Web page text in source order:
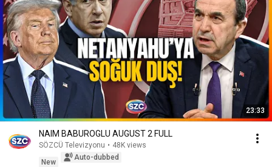
23:33
NAIM BABUROGLU AUGUST 2 FULL
SÖZCÜ Televizyonu • 48K views
New
Auto-dubbed